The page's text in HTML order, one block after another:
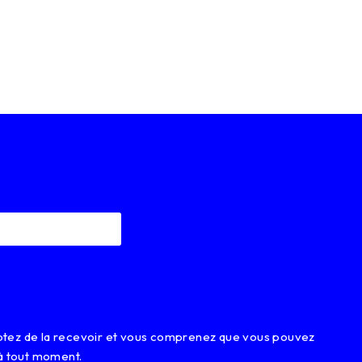
de la recevoir et vous comprenez que vous pouvez
tout moment.